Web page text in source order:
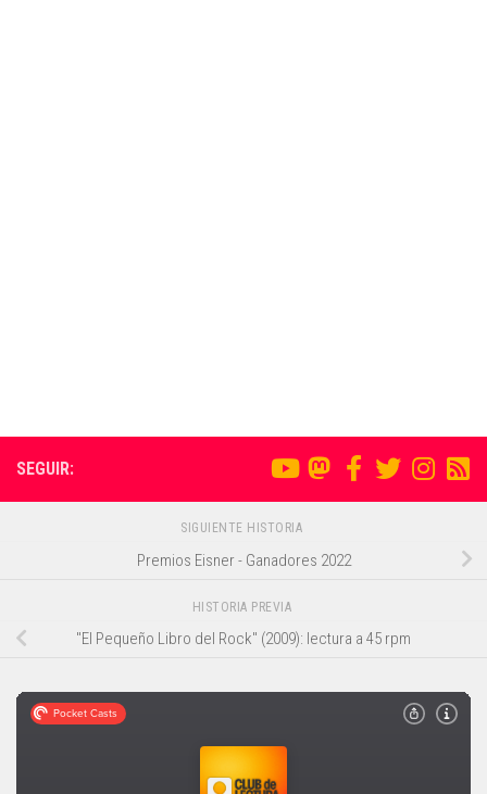
SEGUIR:
SIGUIENTE HISTORIA
Premios Eisner - Ganadores 2022
HISTORIA PREVIA
"El Pequeño Libro del Rock" (2009): lectura a 45 rpm